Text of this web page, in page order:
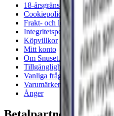
18-årsgräns
Cookiepolicy
Frakt- och leveransvillkor
Integritetspolicy
Köpvillkor
Mitt konto
Om Snuset.se
Tillgänglighetsredogörelse
Vanliga frågor
Varumärken
Ånger